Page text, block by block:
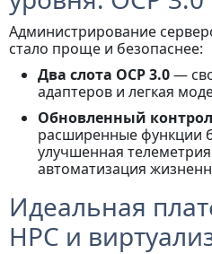
Администрирование
стало проще и безопаснее:
Два слота OCP 3.0—
адаптеров и легкая
Обновленный
расширенные функции
улучшенная
автоматизация
Идеальная
HPC и